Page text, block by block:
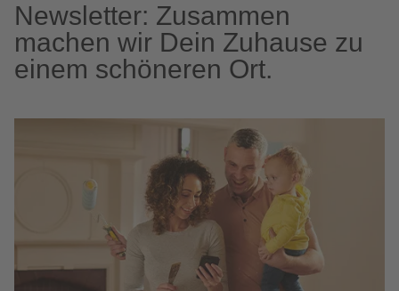
Newsletter: Zusammen
machen wir Dein Zuhause zu
einem schöneren Ort.